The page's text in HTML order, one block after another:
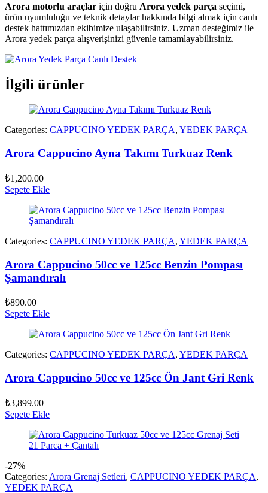
Arora motorlu araçlar için doğru Arora yedek parça seçimi,
ürün uyumluluğu ve teknik detaylar hakkında bilgi almak için canlı
destek hattımızdan ekibimize ulaşabilirsiniz. Uzman desteğimiz ile
Arora yedek parça alışverişinizi güvenle tamamlayabilirsiniz.
İlgili ürünler
Categories: CAPPUCINO YEDEK PARÇA, YEDEK PARÇA
Arora Cappucino Ayna Takımı Turkuaz Renk
₺1,200.00
Sepete Ekle
Categories: CAPPUCINO YEDEK PARÇA, YEDEK PARÇA
Arora Cappucino 50cc ve 125cc Benzin Pompası
Şamandıralı
₺890.00
Sepete Ekle
Categories: CAPPUCINO YEDEK PARÇA, YEDEK PARÇA
Arora Cappucino 50cc ve 125cc Ön Jant Gri Renk
₺3,899.00
Sepete Ekle
-27%
Categories: Arora Grenaj Setleri, CAPPUCINO YEDEK PARÇA,
YEDEK PARÇA